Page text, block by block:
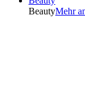
BeautyMehr